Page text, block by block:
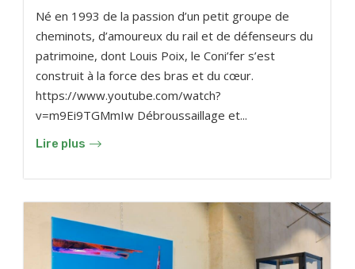
Né en 1993 de la passion d’un petit groupe de
cheminots, d’amoureux du rail et de défenseurs du
patrimoine, dont Louis Poix, le Coni’fer s’est
construit à la force des bras et du cœur.
https://www.youtube.com/watch?
v=m9Ei9TGMmIw Débroussaillage et...
Lire plus